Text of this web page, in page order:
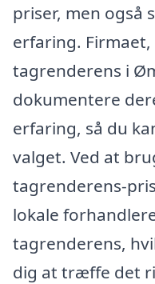
priser, men også
erfaring.
tagrenderens i
dokumentere
erfaring, så du
valget. Ved at
tagrenderens-
lokale
tagrenderens,
dig at træffe det